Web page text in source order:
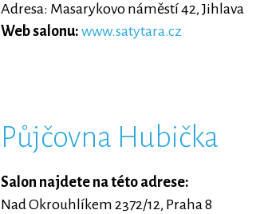
Adresa: Masarykovo náměstí 42, Jihlava
Web salonu: www.satytara.cz
Půjčovna Hubička
Salon najdete na této adrese:
Nad Okrouhlíkem 2372/12, Praha 8